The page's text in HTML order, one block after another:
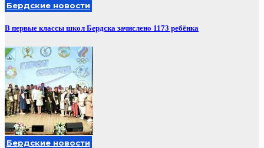
Бердские новости
В первые классы школ Бердска зачислено 1173 ребёнка
Бердские новости